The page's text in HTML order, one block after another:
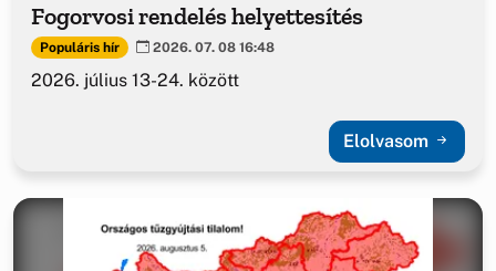
Fogorvosi rendelés helyettesítés
Populáris hír 2026. 07. 08 16:48
2026. július 13-24. között
Elolvasom